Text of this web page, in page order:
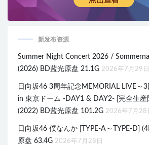
新发布资源
Summer Night Concert 2026 /
(2026) BD蓝光原盘 21.1G 2026年7月29日
日向坂46 3周年記念MEMORIAL LIVE～
in 東京ドーム -DAY1 & DAY2- [完全生産
(2022) BD蓝光原盘 101.2G 2026年7月28
日向坂46 僕なんか [TYPE-A～TYPE-D]
原盘 63.4G 2026年7月28日